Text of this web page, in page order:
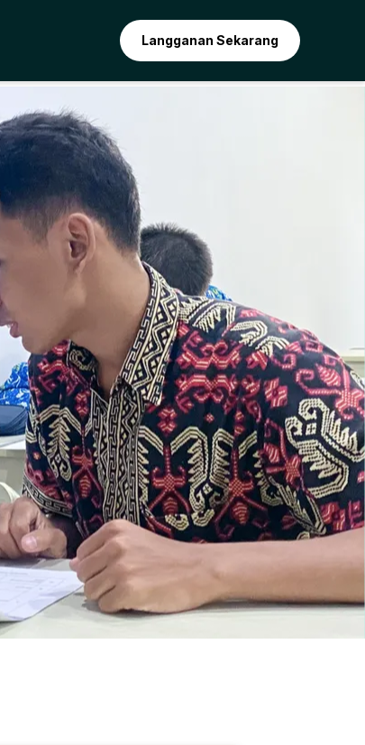
Langganan Sekarang